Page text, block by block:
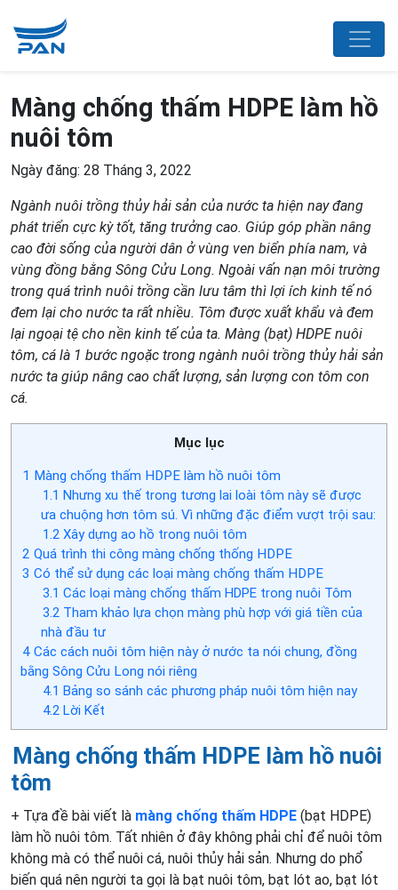
Màng chống thấm HDPE làm hồ
nuôi tôm
Ngày đăng: 28 Tháng 3, 2022
Ngành nuôi trồng thủy hải sản của nước ta hiện nay đang
phát triển cực kỳ tốt, tăng trưởng cao. Giúp góp phần nâng
cao đời sống của người dân ở vùng ven biển phía nam, và
vùng đồng bằng Sông Cửu Long. Ngoài vấn nạn môi trường
trong quá trình nuôi trồng cần lưu tâm thì lợi ích kinh tế nó
đem lại cho nước ta rất nhiều. Tôm được xuất khẩu và đem
lại ngoại tệ cho nền kinh tế của ta. Màng (bạt) HDPE nuôi
tôm, cá là 1 bước ngoặc trong ngành nuôi trồng thủy hải sản
nước ta giúp nâng cao chất lượng, sản lượng con tôm con
cá.
Mục lục
1 Màng chống thấm HDPE làm hồ nuôi tôm
1.1 Nhưng xu thế trong tương lai loài tôm này sẽ được
ưa chuộng hơn tôm sú. Vì những đặc điểm vượt trội sau:
1.2Xây dựng ao hồ trong nuôi tôm
2 Quá trình thi công màng chống thống HDPE
3 Có thể sử dụng các loại màng chống thấm HDPE
3.1 Các loại màng chống thấm HDPE trong nuôi Tôm
3.2Tham khảo lựa chọn màng phù hợp với giá tiền của
nhà đầu tư
4 Các cách nuôi tôm hiện này ở nước ta nói chung, đồng
bằng Sông Cửu Long nói riêng
4.1 Bảng so sánh các phương pháp nuôi tôm hiện nay
4.2Lời Kết
Màng chống thấm HDPE làm hồ nuôi
tôm
+ Tựa đề bài viết là màng chống thấm HDPE (bạt HDPE)
làm hồ nuôi tôm. Tất nhiên ở đây không phải chỉ để nuôi tôm
không mà có thể nuôi cá, nuôi thủy hải sản. Nhưng do phổ
biến quá nên người ta gọi là bạt nuôi tôm, bạt lót ao, bạt lót